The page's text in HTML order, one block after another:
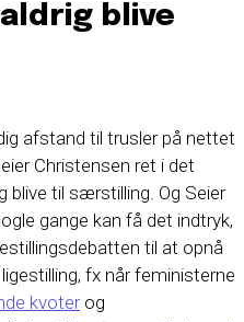
blive
afstand til trusler på nettet
Christensen ret i det
blive til særstilling. Og Seier
gange kan få det indtryk,
til at opnå
fx når feministerne
kvoterog